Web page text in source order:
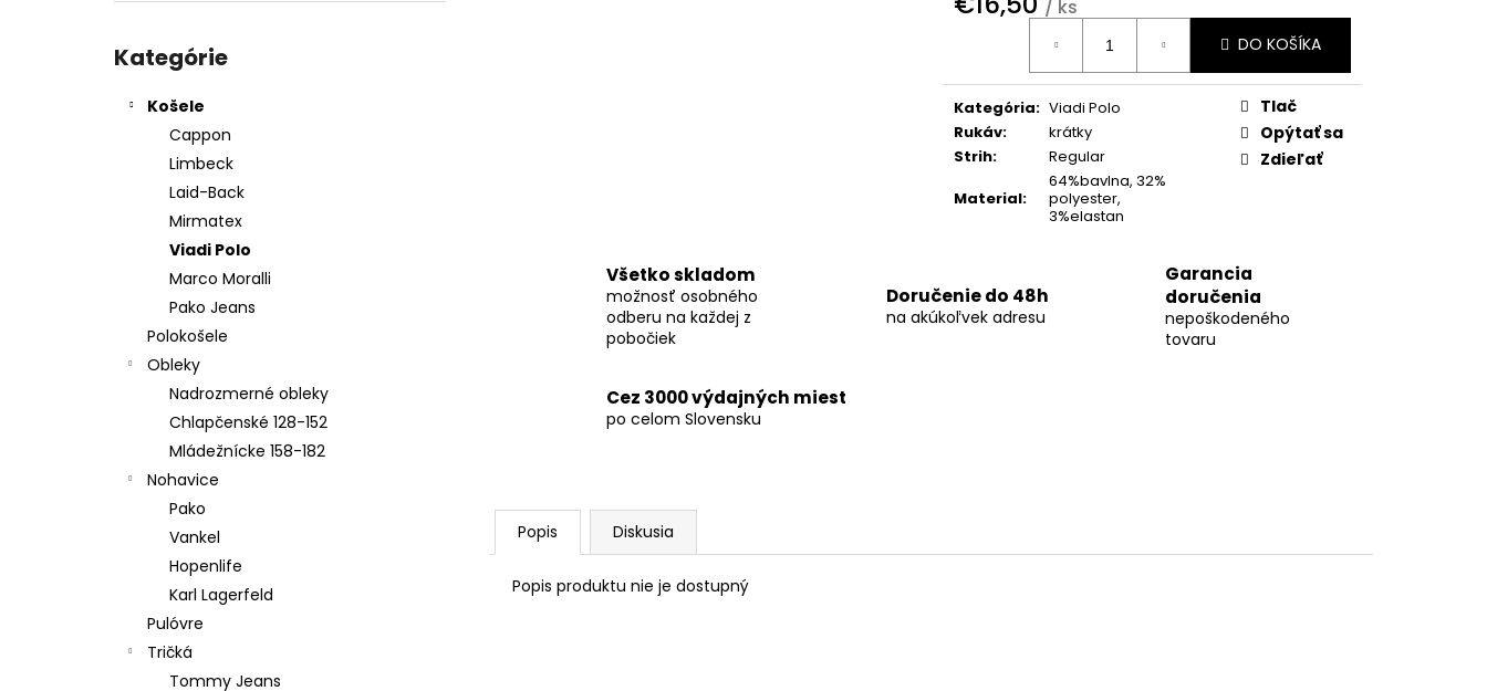
kategórie
Kategórie
Košele
Cappon
Limbeck
Laid-Back
Mirmatex
Viadi Polo
Marco Moralli
Pako Jeans
Polokošele
Obleky
Nadrozmerné obleky
Chlapčenské 128-152
Mládežnícke 158-182
Nohavice
Pako
Vankel
Hopenlife
Karl Lagerfeld
Pulóvre
Tričká
Tommy Jeans
/ ks
Jednotková
DO KOŠÍKA
Kategória: Viadi Polo
Rukáv:
krátky
Strih:
Regular
Material:
64%bavlna, 32%
polyester,
3%elastan
Tlač
Opýtať sa
Zdieľať
Všetko skladom
možnosť osobného
odberu na každej z
pobočiek
Doručenie do 48h
na akúkoľvek adresu
Garancia
doručenia
nepoškodeného
tovaru
Cez 3000 výdajných miest
po celom Slovensku
Popis Diskusia
Popis produktu nie je dostupný
KOŠEĽA K067-A03
KOŠEĽA K068-A01